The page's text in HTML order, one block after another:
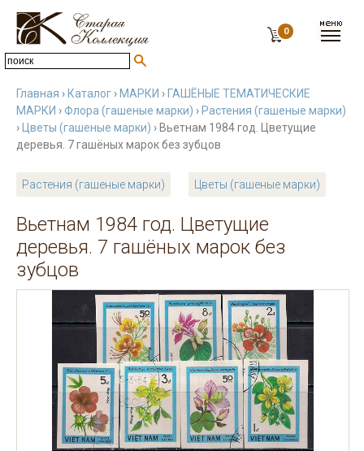
0
Главная › Каталог › МАРКИ › ГАШЁНЫЕ ТЕМАТИЧЕСКИЕ
МАРКИ ›Флора (гашеные марки) › Растения (гашеные марки)
› Цветы (гашеные марки) › Вьетнам 1984 год. Цветущие
деревья. 7 гашёных марок без зубцов
Растения (гашеные марки) Цветы (гашеные марки)
Вьетнам 1984 год. Цветущие
деревья. 7 гашёных марок без
зубцов